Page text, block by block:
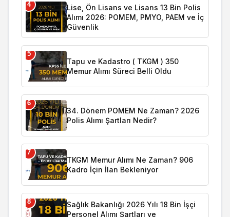
4
Lise, Ön Lisans ve Lisans 13 Bin Polis
Alımı 2026: POMEM, PMYO, PAEM ve İç
Güvenlik
5
Tapu ve Kadastro ( TKGM ) 350
Memur Alımı Süreci Belli Oldu
6
34. Dönem POMEM Ne Zaman? 2026
Polis Alımı Şartları Nedir?
7
TKGM Memur Alımı Ne Zaman? 906
Kadro İçin İlan Bekleniyor
8
Sağlık Bakanlığı 2026 Yılı 18 Bin İşçi
Personel Alımı Şartları ve